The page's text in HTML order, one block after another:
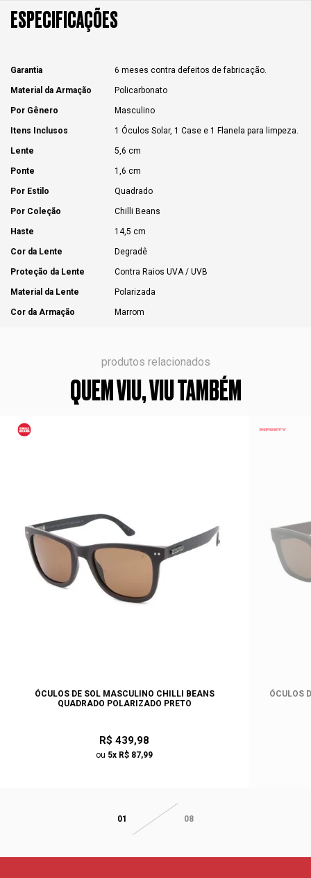
ESPECIFICAÇÕES
Garantia 6 meses contra defeitos de fabricação.
Material da Armação Policarbonato
Por Gênero Masculino
Itens Inclusos 1 Óculos Solar, 1 Case e 1 Flanela para limpeza.
Lente 5,6 cm
Ponte 1,6 cm
Por Estilo Quadrado
Por Coleção Chilli Beans
Haste 14,5 cm
Cor da Lente Degradê
Proteção da Lente Contra Raios UVA / UVB
Material da Lente Polarizada
Cor da Armação Marrom
produtos relacionados
QUEM VIU, VIU TAMBÉM
ÓCULOS DE SOL MASCULINO CHILLI BEANS
QUADRADO POLARIZADO PRETO
R$ 439,98
ou 5x R$ 87,99
ÓCULOS
01 08